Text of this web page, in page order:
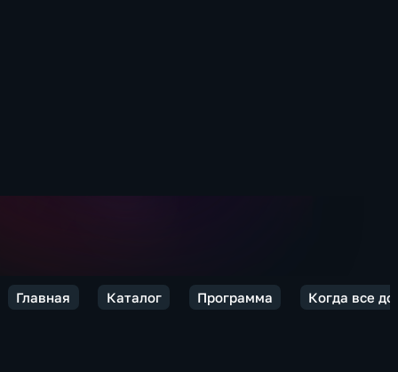
Главная Каталог Программа Когда все